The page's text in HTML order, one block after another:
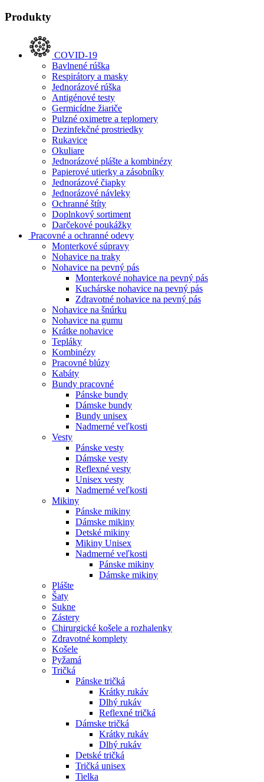
Produkty
COVID-19
Bavlnené rúška
Respirátory a masky
Jednorázové rúška
Antigénové testy
Germicídne žiariče
Pulzné oximetre a teplomery
Dezinfekčné prostriedky
Rukavice
Okuliare
Jednorázové plášte a kombinézy
Papierové utierky a zásobníky
Jednorázové čiapky
Jednorázové návleky
Ochranné štíty
Doplnkový sortiment
Darčekové poukážky
Pracovné a ochranné odevy
Monterkové súpravy
Nohavice na traky
Nohavice na pevný pás
Monterkové nohavice na pevný pás
Kuchárske nohavice na pevný pás
Zdravotné nohavice na pevný pás
Nohavice na šnúrku
Nohavice na gumu
Krátke nohavice
Tepláky
Kombinézy
Pracovné blúzy
Kabáty
Bundy pracovné
Pánske bundy
Dámske bundy
Bundy unisex
Nadmerné veľkosti
Vesty
Pánske vesty
Dámske vesty
Reflexné vesty
Unisex vesty
Nadmerné veľkosti
Mikiny
Pánske mikiny
Dámske mikiny
Detské mikiny
Mikiny Unisex
Nadmerné veľkosti
Pánske mikiny
Dámske mikiny
Plášte
Šaty
Sukne
Zástery
Chirurgické košele a rozhalenky
Zdravotné komplety
Košele
Pyžamá
Tričká
Pánske tričká
Krátky rukáv
Dlhý rukáv
Reflexné tričká
Dámske tričká
Krátky rukáv
Dlhý rukáv
Detské tričká
Tričká unisex
Tielka